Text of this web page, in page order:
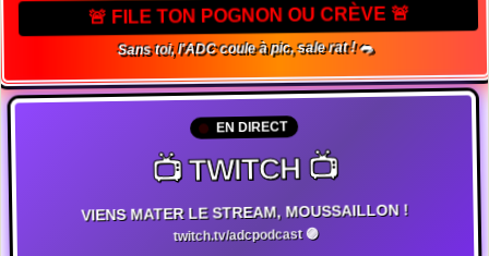
🚨 FILE TON POGNON OU CRÈVE 🚨
Sans toi, l'ADC coule à pic, sale rat ! 🐀
EN DIRECT
📺 TWITCH 📺
VIENS MATER LE STREAM, MOUSSAILLON !
twitch.tv/adcpodcast 🟣